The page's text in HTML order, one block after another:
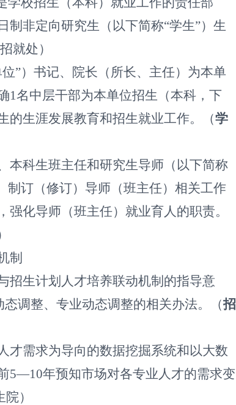
制非定向研究生（以下简称“学生”）生
招就处）
”）书记、院长（所长、主任）为本单
1名中层干部为本单位招生（本科，下
的生涯发展教育和招生就业工作。（学
本科生班主任和研究生导师（以下简称
制订（修订）导师（班主任）相关工作
化导师（班主任）就业育人的职责。
制
招生计划人才培养联动机制的指导意
调整、专业动态调整的相关办法。（招
才需求为导向的数据挖掘系统和以大数
5—10年预知市场对各专业人才的需求变
）